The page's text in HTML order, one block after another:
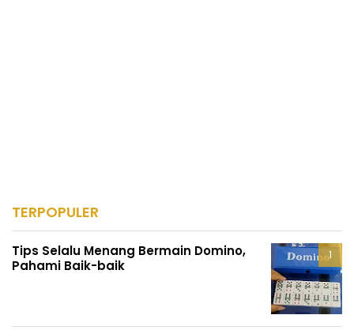
TERPOPULER
Tips Selalu Menang Bermain Domino,
Pahami Baik-baik